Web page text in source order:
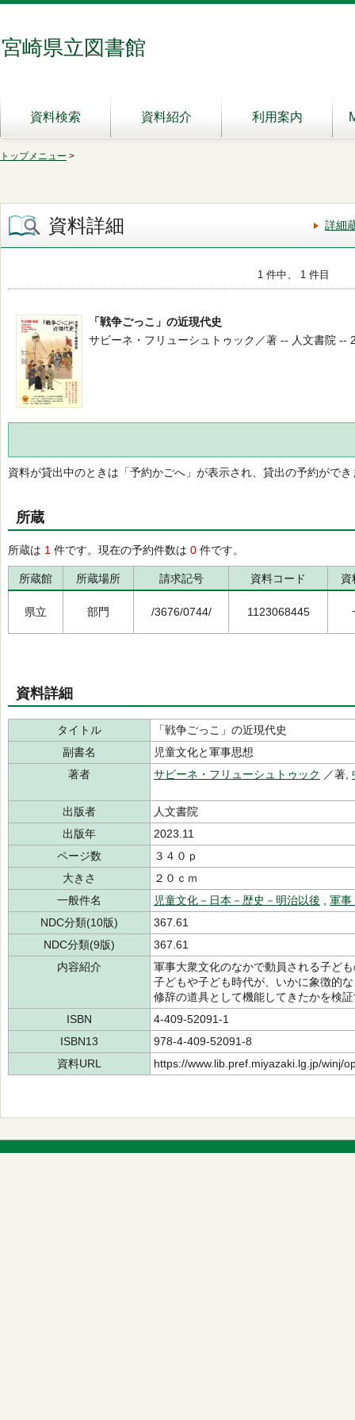
宮崎県立図書館
資料検索 資料紹介 利用案内
トップメニュー >
資料詳細 詳細
1 件中、 1 件目
「戦争ごっこ」の近現代史
サビーネ・フリューシュトゥック／著 -- 人文書院 --
資料が貸出中のときは「予約かごへ」が表示され、貸出の予約ができ
所蔵
所蔵は 1 件です。現在の予約件数は 0 件です。
所蔵館 所蔵場所 請求記号 資料コード 資
県立 部門 /3676/0744/ 1123068445
資料詳細
タイトル
「戦争ごっこ」の近現代史
副書名
児童文化と軍事思想
著者
サビーネ・フリューシュトゥック ／著,
出版者
人文書院
出版年
2023.11
ページ数
３４０ｐ
大きさ
２０ｃｍ
一般件名
児童文化－日本－歴史－明治以後
軍事
NDC分類(10版)
367.61
NDC分類(9版)
367.61
内容紹介
軍事大衆文化のなかで動員される子ど
子どもや子ども時代が、いかに象徴的
修辞の道具として機能してきたかを検
ISBN
4-409-52091-1
ISBN13
978-4-409-52091-8
資料URL
https://www.lib.pref.miyazaki.lg.jp/winj/